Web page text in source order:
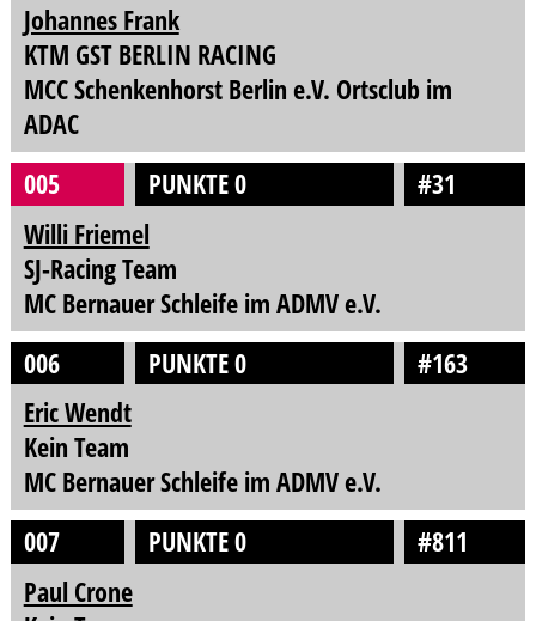
Johannes Frank
KTM GST BERLIN RACING
MCC Schenkenhorst Berlin e.V. Ortsclub im
ADAC
005
PUNKTE 0
#31
Willi Friemel
SJ-Racing Team
MC Bernauer Schleife im ADMV e.V.
006
PUNKTE 0
#163
Eric Wendt
Kein Team
MC Bernauer Schleife im ADMV e.V.
007
PUNKTE 0
#811
Paul Crone